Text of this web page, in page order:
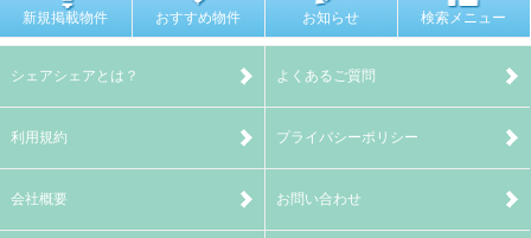
新規掲載物件 おすすめ物件 お知らせ 検索メニュー
シェアシェアとは？ よくあるご質問
利用規約 プライバシーポリシー
会社概要 お問い合わせ